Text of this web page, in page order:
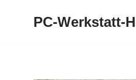
PC-Werkstatt-